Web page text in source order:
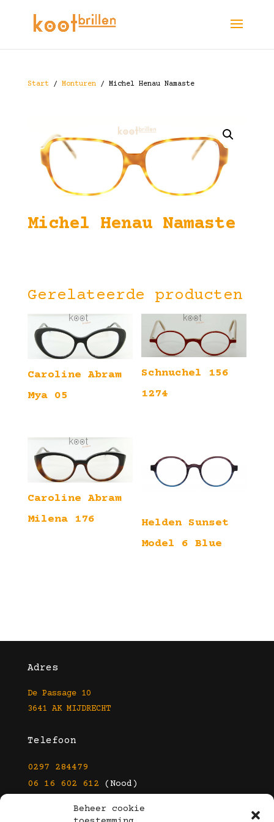
Beheer cookie
Start/ Monturen/ Michel Henau Namaste
Michel Henau Namaste
Gerelateerde producten
Caroline Abram
Mya 05
Schnuchel 156
1274
Caroline Abram
Milena 176
Helden Sunset
Model 6 Blue
Adres
De Passage 10
3641 AK MIJDRECHT
Telefoon
0297 284479
06 16 602 612 (Nood)